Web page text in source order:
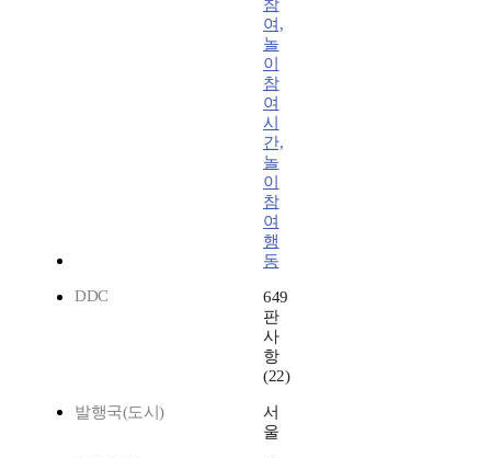
참
여,
놀
이
참
여
시
간,
놀
이
참
여
행
동
DDC
649
판
사
항
(22)
발행국(도시)
서
울